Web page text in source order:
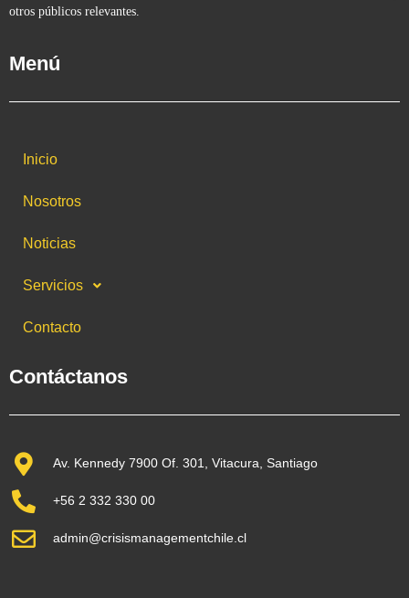
otros públicos relevantes.
Menú
Inicio
Nosotros
Noticias
Servicios
Contacto
Contáctanos
Av. Kennedy 7900 Of. 301, Vitacura, Santiago
+56 2 332 330 00
admin@crisismanagementchile.cl